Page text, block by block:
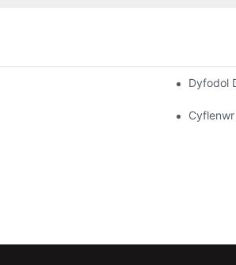
Teilwra Eich Anghenion StorioDyfodol
Amdano